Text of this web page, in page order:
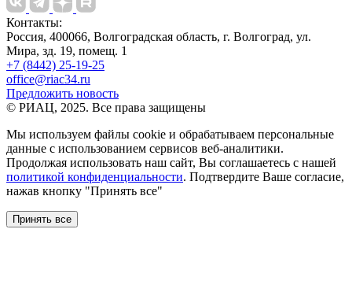
Контакты:
Россия, 400066, Волгоградская область, г. Волгоград, ул.
Мира, зд. 19, помещ. 1
+7 (8442) 25-19-25
office@riac34.ru
Предложить новость
© РИАЦ, 2025. Все права защищены
Мы используем файлы сookie и обрабатываем персональные
данные с использованием сервисов веб-аналитики.
Продолжая использовать наш сайт, Вы соглашаетесь с нашей
политикой конфиденциальности. Подтвердите Ваше согласие,
нажав кнопку "Принять все"
Принять все